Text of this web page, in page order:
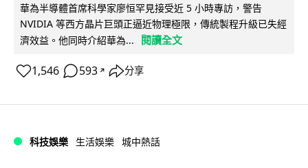
華為半導體首席科學家廖恒罕見接受近 5 小時專訪，警告
NVIDIA 等西方晶片巨頭正逼近物理極限，傳統製程升級已失經
濟效益。他同時介紹華為...
閱讀全文
1,546 593 ↗ 分享
科技娛樂 生活娛樂 城中熱話